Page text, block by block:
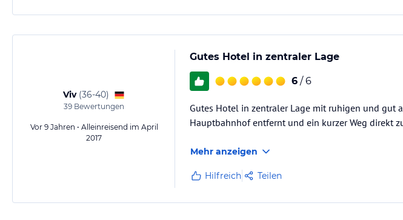
Viv (36-40)
39 Bewertungen
Vor 9 Jahren • Alleinreisend im April
2017
Gutes Hotel in zentraler Lage
6 / 6
Gutes Hotel in zentraler Lage mit ruhigen und gut
Hauptbahnhof entfernt und ein kurzer Weg direkt
Mehr anzeigen
Hilfreich Teilen